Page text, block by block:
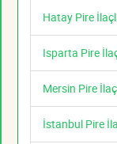
Hatay Pire
Isparta Pire
Mersin Pire
İstanbul Pire